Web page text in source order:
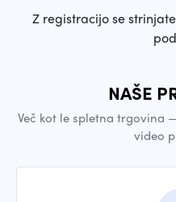
Z registracijo se
NAŠE
Več kot le spletna trgovina
video